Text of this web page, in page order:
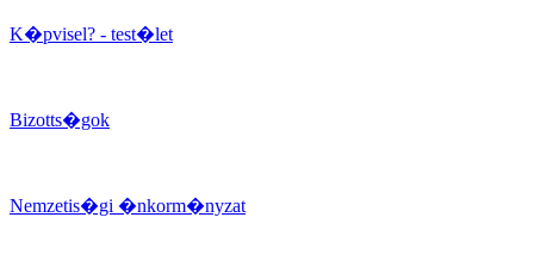
K�pvisel? - test�let
Bizotts�gok
Nemzetis�gi �nkorm�nyzat